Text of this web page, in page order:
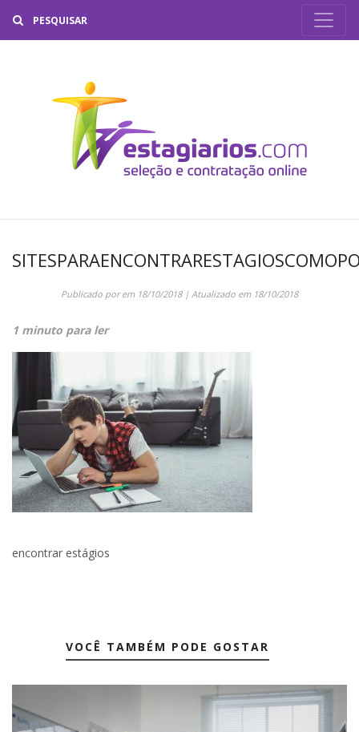
Publicado porem 18/10/2018| Atualizado em 18/10/2018
1 minuto para ler
encontrar estágios
VOCÊ TAMBÉM PODE GOSTAR